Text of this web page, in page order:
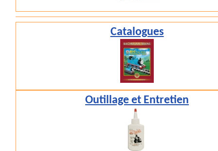
Catalogues
Outillage et Entretien